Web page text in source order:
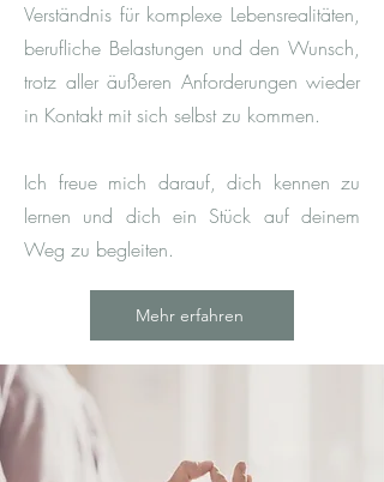
Verständnis für komplexe Lebensrealitäten,
berufliche Belastungen und den Wunsch,
trotz aller äußeren Anforderungen wieder
in Kontakt mit sich selbst zu kommen.
Ich freue mich darauf, dich kennen zu
lernen und dich ein Stück auf deinem
Weg zu begleiten.
Mehr erfahren